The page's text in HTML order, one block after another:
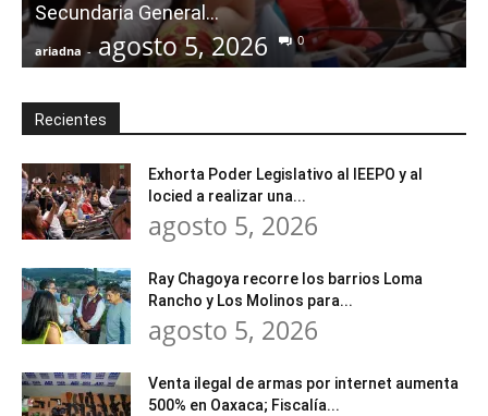
Secundaria General...
ariadna - agosto 5, 2026 0
Recientes
Exhorta Poder Legislativo al IEEPO y al
Iocied a realizar una...
agosto 5, 2026
Ray Chagoya recorre los barrios Loma
Rancho y Los Molinos para...
agosto 5, 2026
Venta ilegal de armas por internet aumenta
500% en Oaxaca; Fiscalía...